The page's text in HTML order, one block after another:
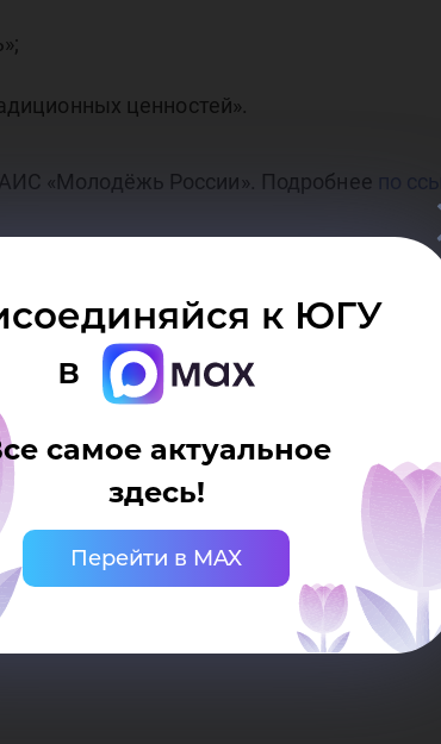
к ЮГУ
в
самое актуальное
здесь!
Перейти в MAX
ценностей».
«Молодёжь России». Подробнее по